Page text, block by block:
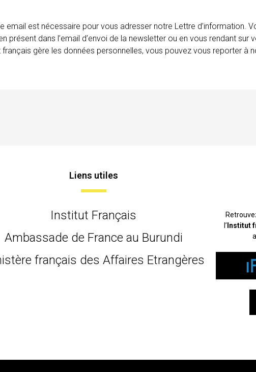
email est nécessaire pour vous adresser notre Lettre d’information.
présent dans l’email d’envoi de la newsletter ou en vous rendant
français gère les données personnelles, vous pouvez vous reporter à
Liens utiles
Institut Français
Ambassade de France au Burundi
français des Affaires Etrangères
l’ Institut